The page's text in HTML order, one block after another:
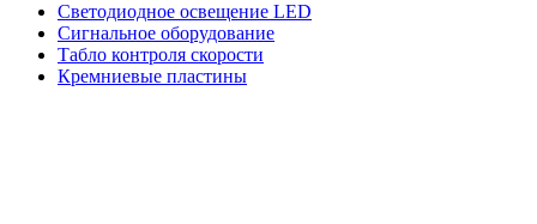
Светодиодное освещение LED
Сигнальное оборудование
Табло контроля скорости
Кремниевые пластины